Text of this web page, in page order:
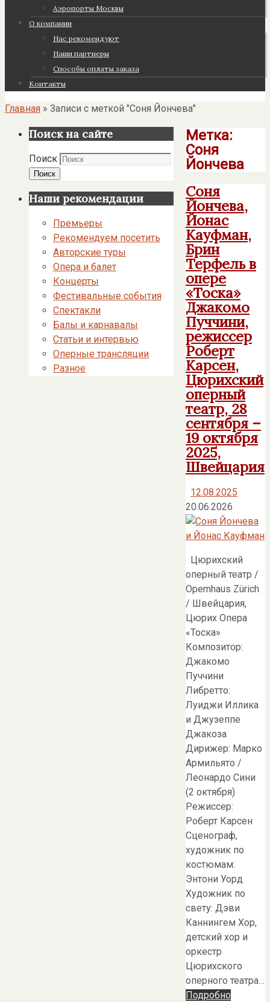
Аэропорты Москвы
О компании
Нас рекомендуют
Наши партнеры
Cпособы оплаты заказа
Контакты
Главная » Записи с меткой "Соня Йончева"
Метка:
Соня
Йончева
Соня
Йончева,
Йонас
Кауфман,
Брин
Терфель в
опере
«Тоска»
Джакомо
Пуччини,
режиссер
Роберт
Карсен,
Цюрихский
оперный
театр, 28
сентября –
19 октября
2025,
Швейцария
12.08.2025
20.06.2026
Цюрихский
оперный театр /
Opernhaus Zürich
/ Швейцария,
Цюрих Опера
«Тоска»
Композитор:
Джакомо
Пуччини
Либретто:
Луиджи Иллика
и Джузеппе
Джакоза
Дирижер: Марко
Армильято /
Леонардо Сини
(2 октября)
Режиссер:
Роберт Карсен
Сценограф,
художник по
костюмам:
Энтони Уорд
Художник по
свету: Дэви
Каннингем Хор,
детский хор и
оркестр
Цюрихского
оперного театра…
Подробно
Поиск на сайте
Поиск
Поиск
Наши рекомендации
Премьеры
Рекомендуем посетить
Авторские туры
Опера и балет
Концерты
Фестивальные события
Спектакли
Балы и карнавалы
Статьи и интервью
Оперные трансляции
Разное